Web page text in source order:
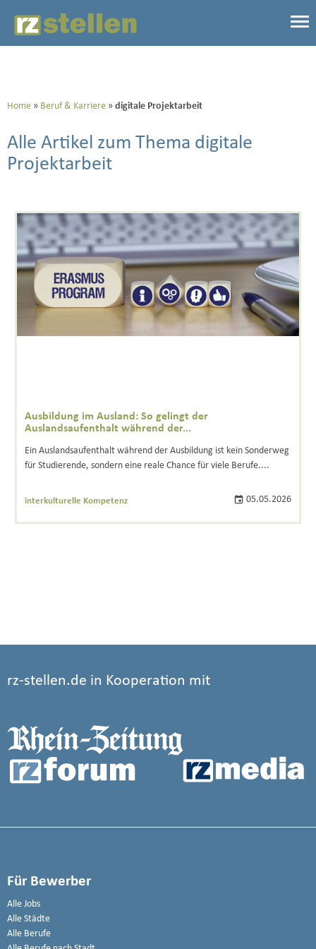
Home Beruf & Karriere digitale Projektarbeit
Alle Artikel zum Thema digitale
Projektarbeit
Ausbildung im Ausland: So gelingt der
Auslandsaufenthalt während der...
Ein Auslandsaufenthalt während der Ausbildung ist kein Sonderweg
für Studierende, sondern eine reale Chance für viele Berufe....
interkulturelle Kompetenz 05.05.2026
rz-stellen.de in Kooperation mit
Für Bewerber
Alle Jobs
Alle Städte
Alle Berufe